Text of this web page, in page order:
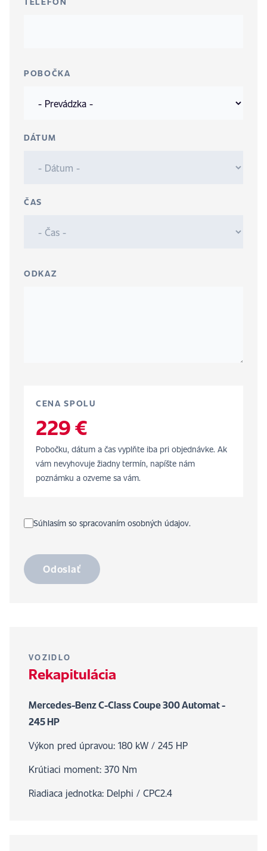
POBOČKA
DÁTUM
ČAS
ODKAZ
CENA SPOLU
229 €
Pobočku, dátum a čas vyplňte iba pri objednávke. Ak
vám nevyhovuje žiadny termín, napíšte nám
poznámku a ozveme sa vám.
Súhlasím so spracovaním osobných údajov.
Odoslať
VOZIDLO
Rekapitulácia
Mercedes-Benz C-Class Coupe 300 Automat -
245 HP
Výkon pred úpravou: 180 kW / 245 HP
Krútiaci moment: 370 Nm
Riadiaca jednotka: Delphi / CPC2.4